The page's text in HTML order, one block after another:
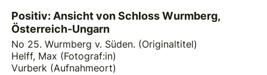
Positiv: Ansicht von Schloss Wurmberg,
Österreich-Ungarn
No 25. Wurmberg v. Süden. (Originaltitel)
Helff, Max (Fotograf:in)
Vurberk (Aufnahmeort)